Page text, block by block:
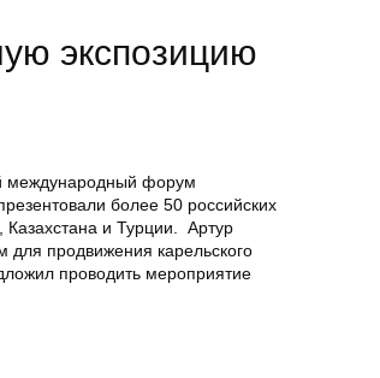
экспозицию
международный форум
более 50 российских
Казахстана и Турции. Артур
продвижения карельского
проводить мероприятие